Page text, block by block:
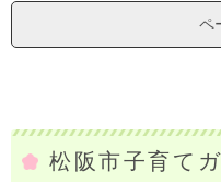
ペ
松阪市子育て